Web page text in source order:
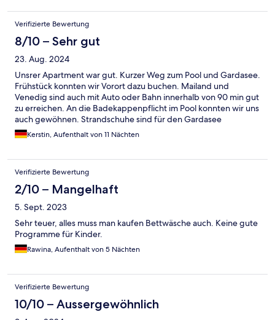
einer guten Filteranlage absolut unnötig. Der Zugang zum See
geht über eine Metalltreppe, für kleine Kinder ungeeignet
Verifizierte Bewertung
8/10 – Sehr gut
23. Aug. 2024
Unsrer Apartment war gut. Kurzer Weg zum Pool und Gardasee.
Frühstück konnten wir Vorort dazu buchen. Mailand und
Venedig sind auch mit Auto oder Bahn innerhalb von 90 min gut
zu erreichen. An die Badekappenpflicht im Pool konnten wir uns
auch gewöhnen. Strandschuhe sind für den Gardasee
empfehlenswert. Ein Penny ist in der Nähe, ansonsten befindet
sich auch ein kleiner Supermarkt auf dem Gelände. Wir waren
Kerstin, Aufenthalt von 11 Nächten
Verifizierte Bewertung
2/10 – Mangelhaft
5. Sept. 2023
Sehr teuer, alles muss man kaufen Bettwäsche auch. Keine gute
Programme für Kinder.
Rawina, Aufenthalt von 5 Nächten
Verifizierte Bewertung
10/10 – Aussergewöhnlich